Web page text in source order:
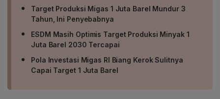
Target Produksi Migas 1 Juta Barel Mundur 3
Tahun, Ini Penyebabnya
ESDM Masih Optimis Target Produksi Minyak 1
Juta Barel 2030 Tercapai
Pola Investasi Migas RI Biang Kerok Sulitnya
Capai Target 1 Juta Barel